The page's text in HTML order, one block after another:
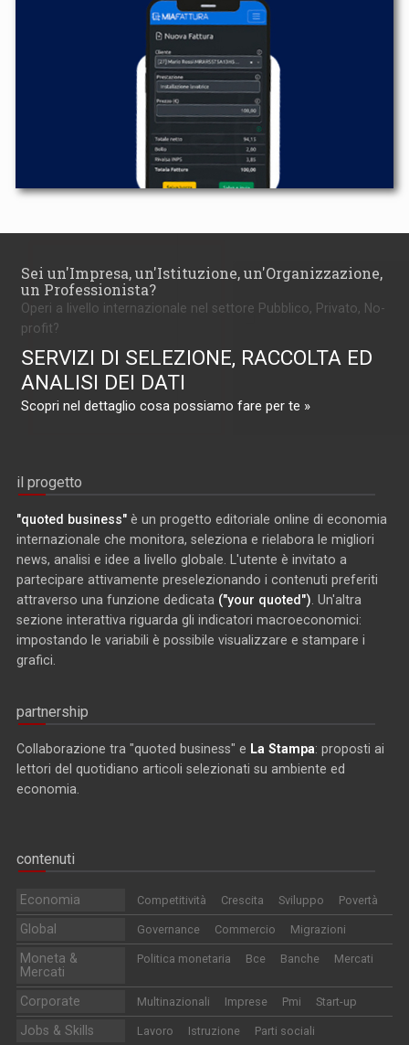
Sei un'Impresa, un'Istituzione, un'Organizzazione,
un Professionista?
Operi a livello internazionale nel settore Pubblico, Privato, No-
profit?
SERVIZI DI SELEZIONE, RACCOLTA ED
ANALISI DEI DATI
Scopri nel dettaglio cosa possiamo fare per te »
il progetto
"quoted business" è un progetto editoriale online di economia
internazionale che monitora, seleziona e rielabora le migliori
news, analisi e idee a livello globale. L'utente è invitato a
partecipare attivamente preselezionando i contenuti preferiti
attraverso una funzione dedicata ("your quoted") . Un'altra
sezione interattiva riguarda gli indicatori macroeconomici:
impostando le variabili è possibile visualizzare e stampare i
grafici.
partnership
Collaborazione tra "quoted business" e La Stampa: proposti ai
lettori del quotidiano articoli selezionati su ambiente ed
economia.
contenuti
Economia Competitività Crescita Sviluppo Povertà
Global Governance Commercio Migrazioni
Moneta &
Mercati
Politica monetaria Bce Banche Mercati
Corporate Multinazionali Imprese Pmi Start-up
Jobs & Skills Lavoro Istruzione
Parti sociali